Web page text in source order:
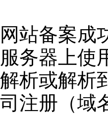
站备案成
务器上使
析或解析
注册（域